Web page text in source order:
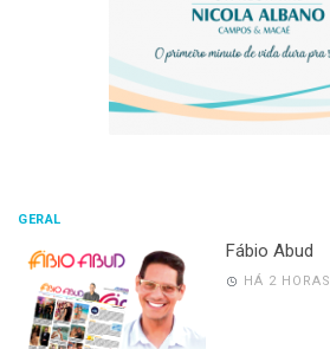
GERAL
Fábio Abud
HÁ 2 HORAS